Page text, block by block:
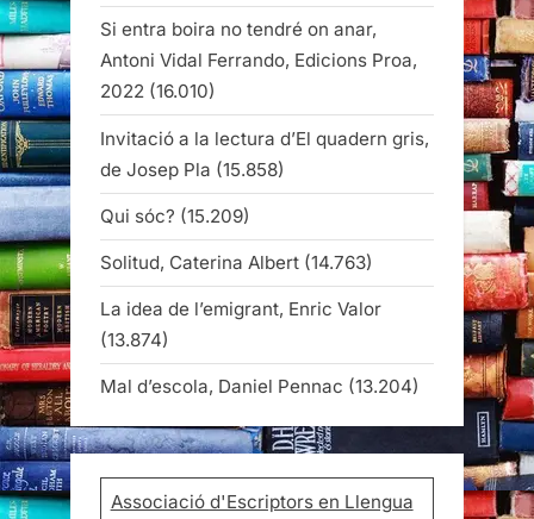
Si entra boira no tendré on anar,
Antoni Vidal Ferrando, Edicions Proa,
2022 (16.010)
Invitació a la lectura d’El quadern gris,
de Josep Pla (15.858)
Qui sóc? (15.209)
Solitud, Caterina Albert (14.763)
La idea de l’emigrant, Enric Valor
(13.874)
Mal d’escola, Daniel Pennac (13.204)
Associació d'Escriptors en Llengua